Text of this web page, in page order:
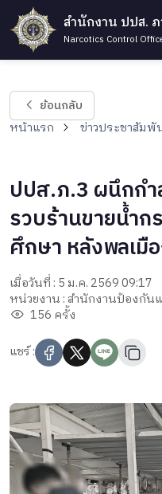
สำนักงาน ปปส.
Narcotics Control
ย้อนกลับ
หน้าแรก ข่าวประชาสัมพั
ปปส.ภ.3 ผนึกกำ
รวบร้านขายน้ำ
ศึกษา หลังพลเมื
เมื่อวันที่ : 5 ม.ค. 2569 09:17
หน่วยงาน : สำนักงานป้องกัน
156 ครั้ง
แชร์ :